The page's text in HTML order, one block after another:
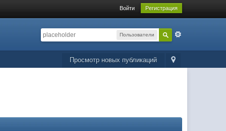
Войти Регистрация
Пользователи
Просмотр новых публикаций